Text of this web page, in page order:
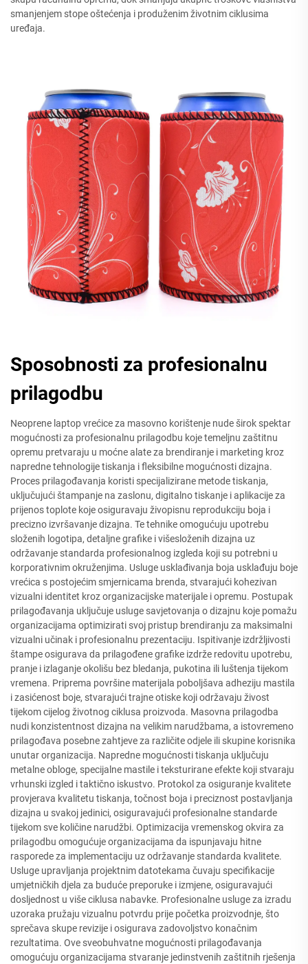
smanjenjem stope oštećenja i produženim životnim ciklusima
uređaja.
Sposobnosti za profesionalnu
prilagodbu
Neoprene laptop vrećice za masovno korištenje nude širok spektar
mogućnosti za profesionalnu prilagodbu koje temeljnu zaštitnu
opremu pretvaraju u moćne alate za brendiranje i marketing kroz
napredne tehnologije tiskanja i fleksibilne mogućnosti dizajna.
Proces prilagođavanja koristi specijalizirane metode tiskanja,
uključujući štampanje na zaslonu, digitalno tiskanje i aplikacije za
prijenos toplote koje osiguravaju živopisnu reprodukciju boja i
precizno izvršavanje dizajna. Te tehnike omogućuju upotrebu
složenih logotipa, detaljne grafike i višesloženih dizajna uz
održavanje standarda profesionalnog izgleda koji su potrebni u
korporativnim okruženjima. Usluge usklađivanja boja usklađuju boje
vrećica s postojećim smjernicama brenda, stvarajući kohezivan
vizualni identitet kroz organizacijske materijale i opremu. Postupak
prilagođavanja uključuje usluge savjetovanja o dizajnu koje pomažu
organizacijama optimizirati svoj pristup brendiranju za maksimalni
vizualni učinak i profesionalnu prezentaciju. Ispitivanje izdržljivosti
štampe osigurava da prilagođene grafike izdrže redovitu upotrebu,
pranje i izlaganje okolišu bez bledanja, pukotina ili luštenja tijekom
vremena. Priprema površine materijala poboljšava adheziju mastila
i zasićenost boje, stvarajući trajne otiske koji održavaju živost
tijekom cijelog životnog ciklusa proizvoda. Masovna prilagodba
nudi konzistentnost dizajna na velikim narudžbama, a istovremeno
prilagođava posebne zahtjeve za različite odjele ili skupine korisnika
unutar organizacija. Napredne mogućnosti tiskanja uključuju
metalne obloge, specijalne mastile i teksturirane efekte koji stvaraju
vrhunski izgled i taktično iskustvo. Protokol za osiguranje kvalitete
provjerava kvalitetu tiskanja, točnost boja i preciznost postavljanja
dizajna u svakoj jedinici, osiguravajući profesionalne standarde
tijekom sve količine narudžbi. Optimizacija vremenskog okvira za
prilagodbu omogućuje organizacijama da ispunjavaju hitne
rasporede za implementaciju uz održavanje standarda kvalitete.
Usluge upravljanja projektnim datotekama čuvaju specifikacije
umjetničkih djela za buduće preporuke i izmjene, osiguravajući
dosljednost u više ciklusa nabavke. Profesionalne usluge za izradu
uzoraka pružaju vizualnu potvrdu prije početka proizvodnje, što
sprečava skupe revizije i osigurava zadovoljstvo konačnim
rezultatima. Ove sveobuhvatne mogućnosti prilagođavanja
omogućuju organizacijama stvaranje jedinstvenih zaštitnih rješenja